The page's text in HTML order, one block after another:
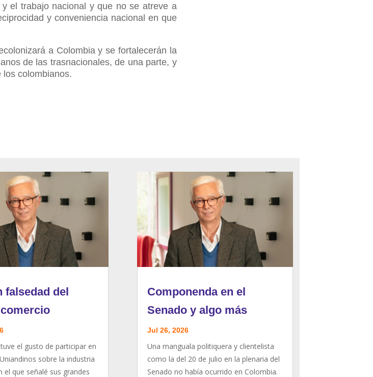
el trabajo nacional y que no se atreve a
y conveniencia nacional en que
a Colombia y se fortalecerán la
de las trasnacionales, de una parte, y
colombianos.
falsedad del
el gusto de participar en
sobre la industria
el que señalé sus grandes
Componenda en el
Senado y algo más
Jul 26, 2026
Una manguala politiquera y clientelista
como la del 20 de julio en la plenaria del
Senado no había ocurrido en Colombia.